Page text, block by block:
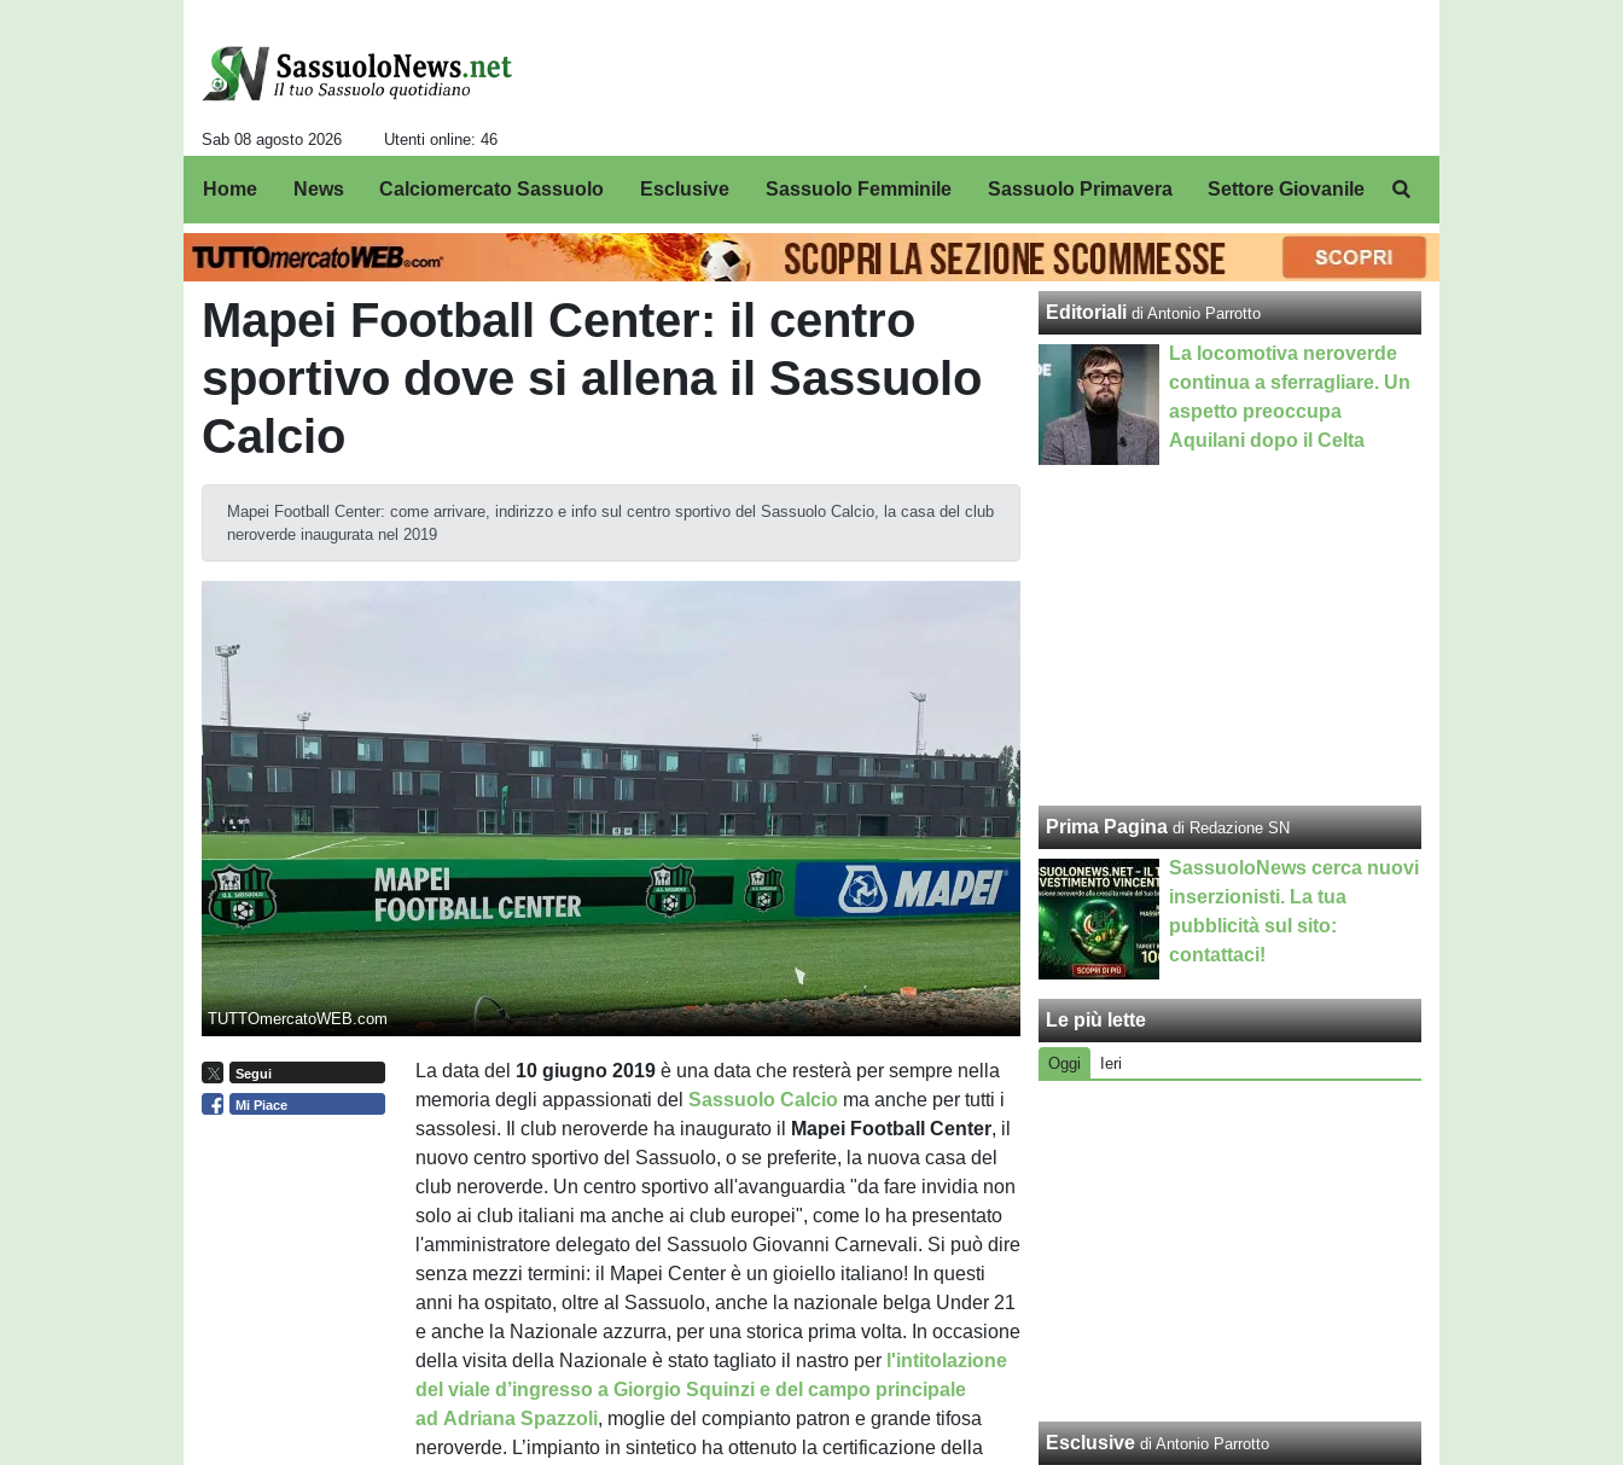
Sab 08 agosto 2026 Utenti online: 46
Home News Calciomercato Sassuolo Esclusive Sassuolo Femminile Sassuolo Primavera Settore Giovanile
Mapei Football Center: il centro
sportivo dove si allena il Sassuolo
Calcio
Mapei Football Center: come arrivare, indirizzo e info sul centro sportivo del Sassuolo Calcio, la casa del club
neroverde inaugurata nel 2019
TUTTOmercatoWEB.com
Segui
Mi Piace
La data del 10 giugno 2019 è una data che resterà per sempre nella
memoria degli appassionati delSassuolo Calcio ma anche per tutti i
sassolesi. Il club neroverde ha inaugurato il
Mapei Football Center, il
nuovo centro sportivo del Sassuolo, o se preferite, la nuova casa del
club neroverde. Un centro sportivo all'avanguardia "da fare invidia non
solo ai club italiani ma anche ai club europei", come lo ha presentato
l'amministratore delegato del Sassuolo Giovanni Carnevali. Si può dire
senza mezzi termini: il Mapei Center è un gioiello italiano! In questi
anni ha ospitato, oltre al Sassuolo, anche la nazionale belga Under 21
e anche la Nazionale azzurra, per una storica prima volta. In occasione
della visita della Nazionale è stato tagliato il nastro per l'intitolazione
del viale d’ingresso a Giorgio Squinzi e del campo principale
ad Adriana Spazzoli, moglie del compianto patron e grande tifosa
neroverde. L’impianto in sintetico ha ottenuto la certificazione della
Editoriali di Antonio Parrotto
La locomotiva neroverde
continua a sferragliare. Un
aspetto preoccupa
Aquilani dopo il Celta
Prima Pagina di Redazione SN
SassuoloNews cerca nuovi
inserzionisti. La tua
pubblicità sul sito:
contattaci!
Le più lette
Oggi Ieri
Esclusive di Antonio Parrotto